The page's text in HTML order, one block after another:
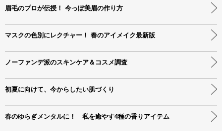
眉毛のプロが伝授！ 今っぽ美眉の作り方
マスクの色別にレクチャー！ 春のアイメイク最新版
ノーファンデ派のスキンケア＆コスメ調査
初夏に向けて、今からしたい肌づくり
春のゆらぎメンタルに！ 私を癒やす4種の香りアイテム